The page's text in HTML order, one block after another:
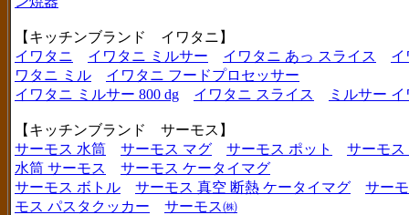
【キッチンブランド イワタニ】
イワタニ
イワタニ ミルサー イワタニ あっ スライス
イ
ワタニ ミル
イワタニ フードプロセッサー
イワタニ ミルサー 800 dg
イワタニ スライス ミルサー
【キッチンブランド サーモス】
サーモス 水筒
サーモス マグ サーモス ポット
サーモス
水筒 サーモス
サーモス ケータイマグ
サーモス ボトル
サーモス 真空 断熱 ケータイマグ
サー
モス パスタクッカー
サーモス㈱